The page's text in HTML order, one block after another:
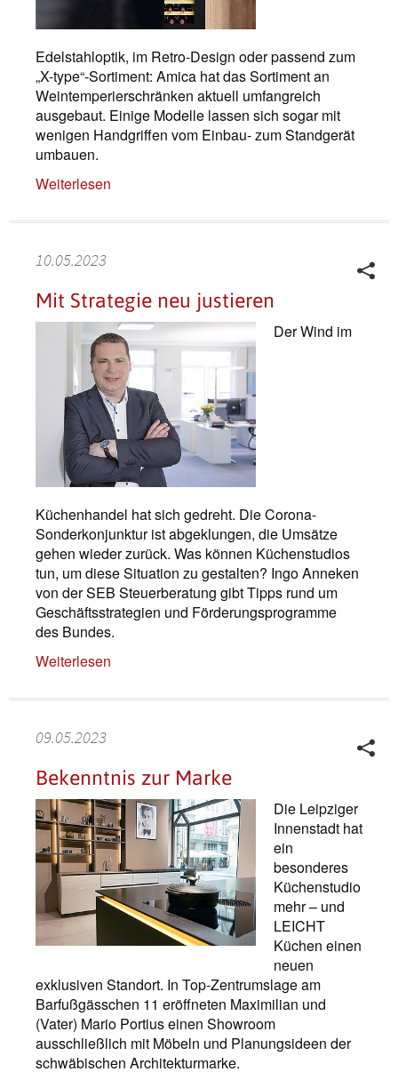
Edelstahloptik, im Retro-Design oder passend zum
„X-type“-Sortiment: Amica hat das Sortiment an
Weintemperierschränken aktuell umfangreich
ausgebaut. Einige Modelle lassen sich sogar mit
wenigen Handgriffen vom Einbau- zum Standgerät
umbauen.
Weiterlesen
10.05.2023
Mit Strategie neu justieren
Der Wind im
Küchenhandel hat sich gedreht. Die Corona-
Sonderkonjunktur ist abgeklungen, die Umsätze
gehen wieder zurück. Was können Küchenstudios
tun, um diese Situation zu gestalten? Ingo Anneken
von der SEB Steuerberatung gibt Tipps rund um
Geschäftsstrategien und Förderungsprogramme
des Bundes.
Weiterlesen
09.05.2023
Bekenntnis zur Marke
Die Leipziger
Innenstadt hat
ein
besonderes
Küchenstudio
mehr – und
LEICHT
Küchen einen
neuen
exklusiven Standort. In Top-Zentrumslage am
Barfußgässchen 11 eröffneten Maximilian und
(Vater) Mario Portius einen Showroom
ausschließlich mit Möbeln und Planungsideen der
schwäbischen Architekturmarke.